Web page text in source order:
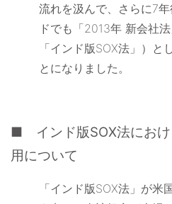
流れを汲んで、さらに7
ドでも「2013年 新会社
「インド版SOX法」）と
とになりました。
■ インド版SOX法におけ
用について
「インド版SOX法」が